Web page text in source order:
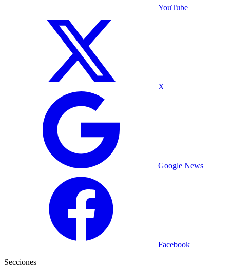
YouTube
X
Google News
Facebook
Secciones